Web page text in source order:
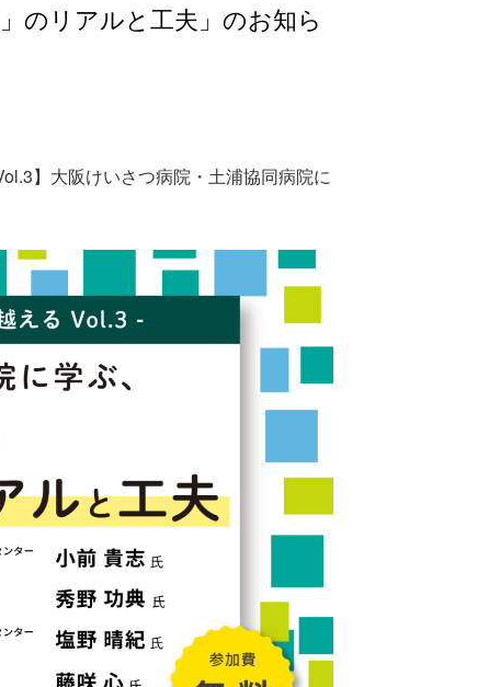
のリアルと工夫」のお知ら
】大阪けいさつ病院・土浦協同病院に